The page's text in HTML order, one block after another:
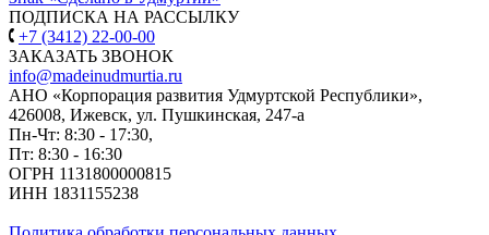
ПОДПИСКА НА РАССЫЛКУ
+7 (3412) 22-00-00
ЗАКАЗАТЬ ЗВОНОК
info@madeinudmurtia.ru
АНО «Корпорация развития Удмуртской Республики»,
426008, Ижевск, ул. Пушкинская, 247-а
Пн-Чт: 8:30 - 17:30,
Пт: 8:30 - 16:30
ОГРН 1131800000815
ИНН 1831155238